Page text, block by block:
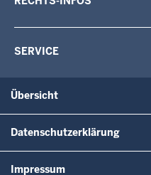
SERVICE
Übersicht
Datenschutzerklärung
Impressum